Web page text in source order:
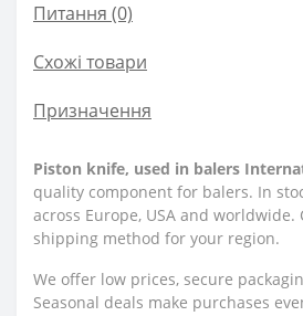
Питання (0)
Схожі товари
Призначення
Piston knife, used in balers
quality component for balers. In
across Europe, USA and worldwide.
shipping method for your region.
We offer low prices, secure
Seasonal deals make purchases